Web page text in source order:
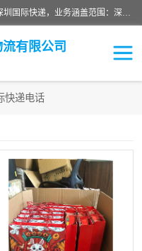
深圳市鑫飞速国际物流有限公司是一家从事深圳国际快递，业务涵盖范围：深圳DHL国际快递、深圳国际快递公司、深圳国际物流公司、深圳国际快递、深圳DHL国际快递电话可拨打全国服务热线：15019287411。欢迎各位亲来人来电到我司洽谈合作。
有限公司
快递电话
巴西快递
伊朗快递
深圳国际快递公司